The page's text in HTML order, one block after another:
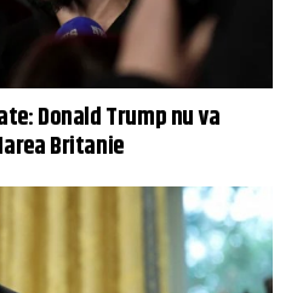
Donald Trump nu va
Britanie